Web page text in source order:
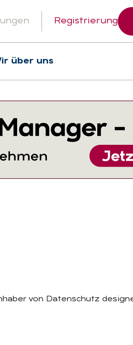
Registrierung
über uns
von Datenschutz